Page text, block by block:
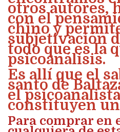
otros autores,
con el
chino y
subjetivación
todo que es la
psicoanálisis.
Es allí que el
santo de
el
constituyen
Para comprar en